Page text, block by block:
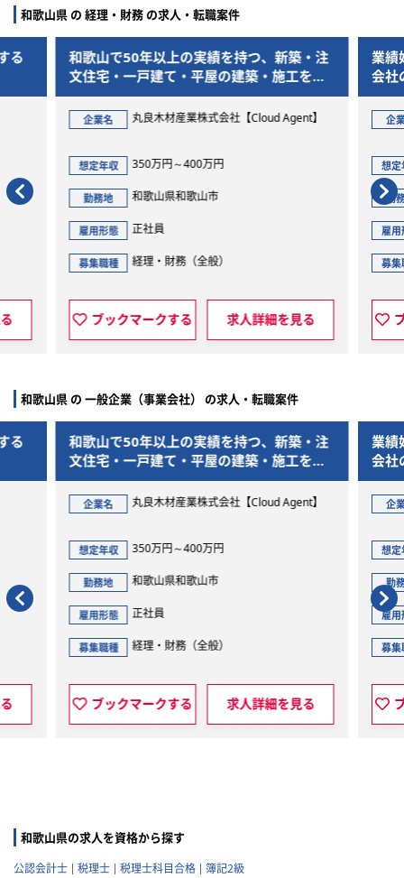
和歌山県 の 経理・財務 の求人・転職案件
の実績を持つ、新築・注
・平屋の建築・施工を手
産業株式会社【Cloud Agent】
和歌山市
る 求人詳細を見る
業績好調・スーパーマーケット
会社の経理財務管理職候補の募
企業名 非公開
想定年収
募集職種 経理・財務（経理業務全
ブックマークする 求人
和歌山県 の 一般企業（事業会社） の求人・転職案件
和歌山で50年以上の実績を持つ、新築・注
文住宅・一戸建て・平屋の建築・施工を手
掛ける会社です。
丸良木材産業株式会社【Cloud Agent】
350万円～400万円
和歌山県和歌山市
正社員
経理・財務（全般）
ブックマークする 求人詳細を見る
業績好調
会社の経
雇用形態
ブック
和歌山県の求人を資格から探す
公認会計士 税理士 税理士科目合格 簿記2級